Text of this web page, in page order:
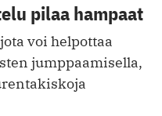
pilaa hampaat
voi helpottaa
jumppaamisella,